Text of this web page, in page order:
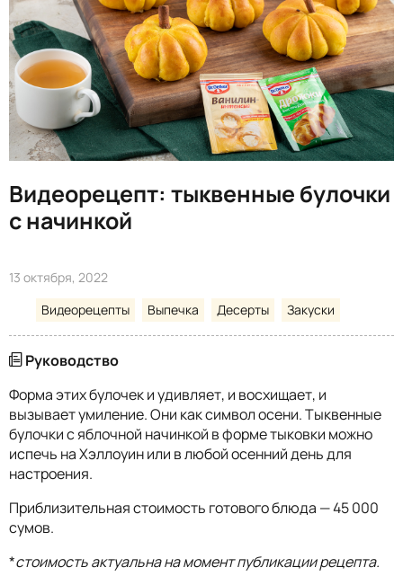
Видеорецепт: тыквенные булочки
с начинкой
13 октября, 2022
Видеорецепты
Выпечка Десерты Закуски
Руководство
Форма этих булочек и удивляет, и восхищает, и
вызывает умиление. Они как символ осени. Тыквенные
булочки с яблочной начинкой в форме тыковки можно
испечь на Хэллоуин или в любой осенний день для
настроения.
Приблизительная стоимость готового блюда — 45 000
сумов.
*стоимость актуальна на момент публикации рецепта.